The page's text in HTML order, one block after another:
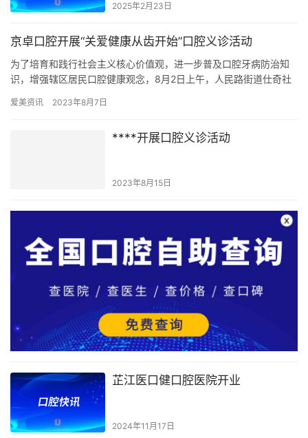
2025年2月23日
京卓口腔开展“关爱健康从齿开始”口腔义诊活动
为了培育和践行社会主义核心价值观，进一步普及口腔牙病防治知
识，增强辖区居民口腔健康观念，8月2日上午，人民路街道仕奇社
爱美资讯 2023年8月7日
****开展口腔义诊活动
2023年8月15日
芷江医口健口腔医院开业
2024年11月17日